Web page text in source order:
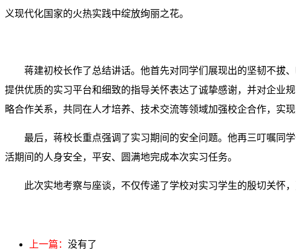
义现代化国家的火热实践中绽放绚丽之花。
蒋建初校长作了总结讲话。他首先对同学们展现出的坚韧不拔
提供优质的实习平台和细致的指导关怀表达了诚挚感谢，并对企业
略合作关系，共同在人才培养、技术交流等领域加强校企合作，实现
最后，蒋校长重点强调了实习期间的安全问题。他再三叮嘱同
活期间的人身安全，平安、圆满地完成本次实习任务。
此次实地考察与座谈，不仅传递了学校对实习学生的殷切关怀
上一篇： 没有了